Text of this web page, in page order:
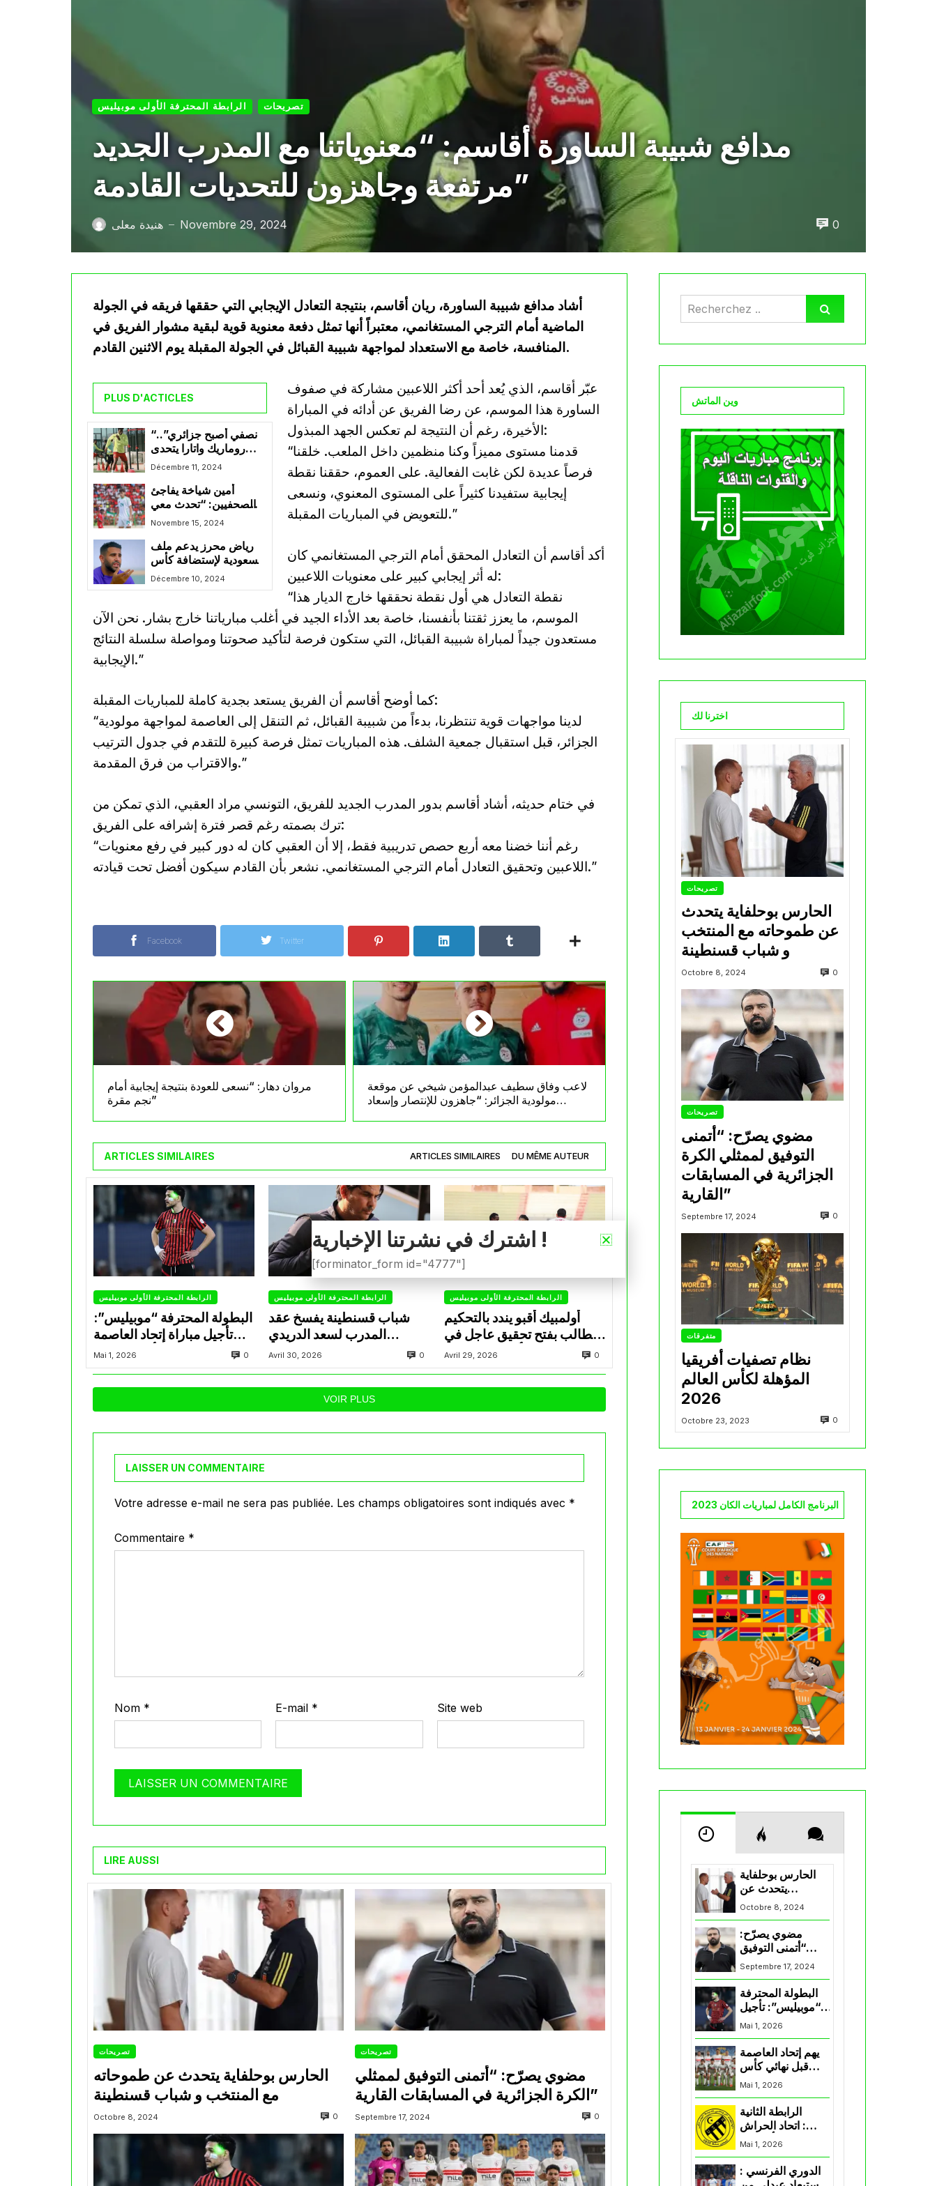
الرابطة المحترفة الأولى موبيليس تصريحات
مدافع شبيبة الساورة أقاسم: “معنوياتنا مع المدرب الجديد
مرتفعة وجاهزون للتحديات القادمة”
هنيدة معلى — Novembre 29, 2024 0
أشاد مدافع شبيبة الساورة، ريان أقاسم، بنتيجة التعادل الإيجابي التي حققها فريقه في الجولة
الماضية أمام الترجي المستغانمي، معتبراً أنها تمثل دفعة معنوية قوية لبقية مشوار الفريق في
المنافسة، خاصة مع الاستعداد لمواجهة شبيبة القبائل في الجولة المقبلة يوم الاثنين القادم.
PLUS D'ACTICLES
“نصفي أصبح جزائري”..
روماريك واتارا يتحدى
الإصابة ويعد جماهير
Décembre 11, 2024
أمين شياخة يفاجئ
الصحفيين: “تحدث معي
بالعربية و ليس
Novembre 15, 2024
رياض محرز يدعم ملف
السعودية لإستضافة كأس
العالم 2034 و هذا ما
صرّح به
Décembre 10, 2024
عبّر أقاسم، الذي يُعد أحد أكثر اللاعبين مشاركة في صفوف
الساورة هذا الموسم، عن رضا الفريق عن أدائه في المباراة
الأخيرة، رغم أن النتيجة لم تعكس الجهد المبذول:
“قدمنا مستوى مميزاً وكنا منظمين داخل الملعب. خلقنا
فرصاً عديدة لكن غابت الفعالية. على العموم، حققنا نقطة
إيجابية ستفيدنا كثيراً على المستوى المعنوي، ونسعى
للتعويض في المباريات المقبلة.”
أكد أقاسم أن التعادل المحقق أمام الترجي المستغانمي كان
له أثر إيجابي كبير على معنويات اللاعبين:
“نقطة التعادل هي أول نقطة نحققها خارج الديار هذا
الموسم، ما يعزز ثقتنا بأنفسنا، خاصة بعد الأداء الجيد في أغلب مبارياتنا خارج بشار. نحن الآن
مستعدون جيداً لمباراة شبيبة القبائل، التي ستكون فرصة لتأكيد صحوتنا ومواصلة سلسلة النتائج
الإيجابية.”
كما أوضح أقاسم أن الفريق يستعد بجدية كاملة للمباريات المقبلة:
“لدينا مواجهات قوية تنتظرنا، بدءاً من شبيبة القبائل، ثم التنقل إلى العاصمة لمواجهة مولودية
الجزائر، قبل استقبال جمعية الشلف. هذه المباريات تمثل فرصة كبيرة للتقدم في جدول الترتيب
والاقتراب من فرق المقدمة.”
في ختام حديثه، أشاد أقاسم بدور المدرب الجديد للفريق، التونسي مراد العقبي، الذي تمكن من
ترك بصمته رغم قصر فترة إشرافه على الفريق:
“رغم أننا خضنا معه أربع حصص تدريبية فقط، إلا أن العقبي كان له دور كبير في رفع معنويات
اللاعبين وتحقيق التعادل أمام الترجي المستغانمي. نشعر بأن القادم سيكون أفضل تحت قيادته.”
Facebook Twitter
مروان دهار: “نسعى للعودة بنتيجة إيجابية أمام
نجم مقرة”
لاعب وفاق سطيف عبدالمؤمن شيخي عن موقعة
مولودية الجزائر: “جاهزون للإنتصار وإسعاد
ARTICLES SIMILAIRES ARTICLES SIMILAIRES DU MÊME AUTEUR
الرابطة المحترفة الأولى موبيليس
البطولة المحترفة “موبيليس”:
تأجيل مباراة إتحاد العاصمة
وأتلتيك بارادو
Mai 1, 2026 0
الرابطة المحترفة الأولى موبيليس
شباب قسنطينة يفسخ عقد
المدرب لسعد الدريدي
بالتراضي
Avril 30, 2026 0
الرابطة المحترفة الأولى موبيليس
أولمبيك أقبو يندد بالتحكيم
ويطالب بفتح تحقيق عاجل في
تجاوزات أثّرت على نتائج
الفريق
Avril 29, 2026 0
VOIR PLUS
LAISSER UN COMMENTAIRE
Votre adresse e-mail ne sera pas publiée. Les champs obligatoires sont indiqués avec *
Commentaire *
Nom * E-mail * Site web
LIRE AUSSI
تصريحات
الحارس بوحلفاية يتحدث عن طموحاته
مع المنتخب و شباب قسنطينة
Octobre 8, 2024 0
تصريحات
مضوي يصرّح: “أتمنى التوفيق لممثلي
الكرة الجزائرية في المسابقات القارية”
Septembre 17, 2024 0
وين الماتش
اخترنا لك
تصريحات
الحارس بوحلفاية يتحدث
عن طموحاته مع المنتخب
و شباب قسنطينة
Octobre 8, 2024 0
تصريحات
مضوي يصرّح: “أتمنى
التوفيق لممثلي الكرة
الجزائرية في المسابقات
القارية”
Septembre 17, 2024 0
متفرقات
نظام تصفيات أفريقيا
المؤهلة لكأس العالم
2026
Octobre 23, 2023 0
البرنامج الكامل لمباريات الكان 2023
الحارس بوحلفاية
يتحدث عن
طموحاته مع
المنتخب و شباب
قسنطينة
Octobre 8, 2024
مضوي يصرّح:
“أتمنى التوفيق
لممثلي الكرة
الجزائرية في
Septembre 17, 2024
البطولة المحترفة
“موبيليس”: تأجيل
مباراة إتحاد
العاصمة وأتلتيك
بارادو
Mai 1, 2026
يهم إتحاد العاصمة
قبل نهائي كأس
اكاف : الزمالك
يسقط بثلاثية أمام
Mai 1, 2026
الرابطة الثانية
: اتحاد الحراش
يحسم التأهل إلى
“البلاي أوف”
Mai 1, 2026
الدوري الفرنسي :
اشترك في نشرتنا الإخبارية !
[forminator_form id="4777"]